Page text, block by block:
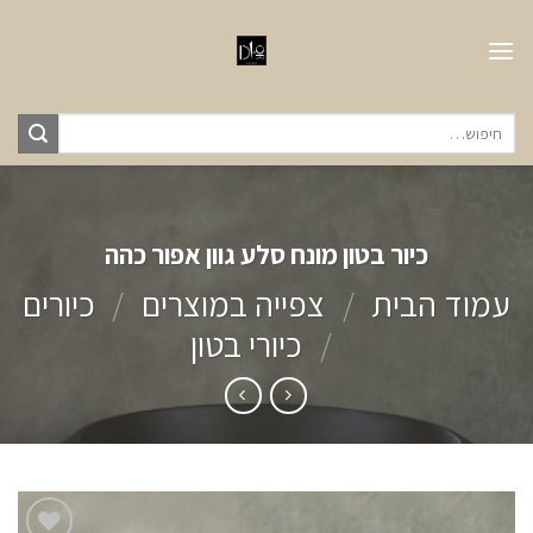
עבור:
כיור בטון מונח סלע גוון אפור כהה
עמוד הבית / צפייה במוצרים / כיורים
/ כיורי בטון